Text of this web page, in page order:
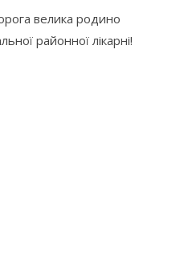
велика родино
районної лікарні!